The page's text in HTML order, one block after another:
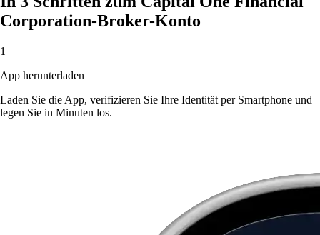
Corporation-Broker-Konto
1
App herunterladen
Laden Sie die App, verifizieren Sie Ihre Identität per Smartphone und
legen Sie in Minuten los.